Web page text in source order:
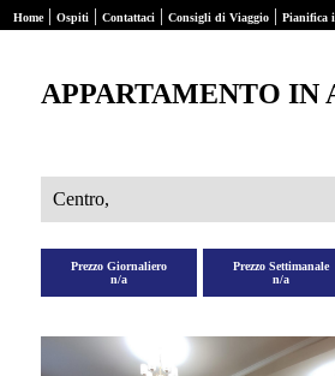
Home| Ospiti | Contattaci | Consigli di Viaggio | Pianifica
APPARTAMENTO IN
Centro,
Prezzo Giornaliero
n/a
Prezzo Settimanale
n/a